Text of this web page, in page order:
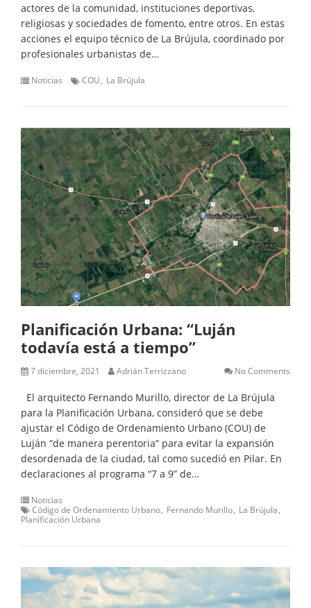
actores de la comunidad, instituciones deportivas,
religiosas y sociedades de fomento, entre otros. En estas
acciones el equipo técnico de La Brújula, coordinado por
profesionales urbanistas de…
Noticias COU La Brújula
Planificación Urbana: “Luján
todavía está a tiempo”
7 diciembre, 2021 Adrián Terrizzano No Comments
El arquitecto Fernando Murillo, director de La Brújula
para la Planificación Urbana, consideró que se debe
ajustar el Código de Ordenamiento Urbano (COU) de
Luján “de manera perentoria” para evitar la expansión
desordenada de la ciudad, tal como sucedió en Pilar. En
declaraciones al programa “7 a 9” de…
Noticias
Código de Ordenamiento Urbano Fernando Murillo La Brújula
Planificación Urbana